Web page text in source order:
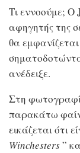
Τι εννοούμε; Ο
αφηγητής της
θα
ανέδειξε.
Στη
παρακάτω
εικάζεται ότι
Winchesters”